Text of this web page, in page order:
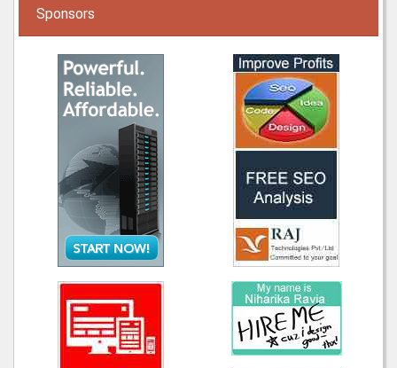
Sponsors